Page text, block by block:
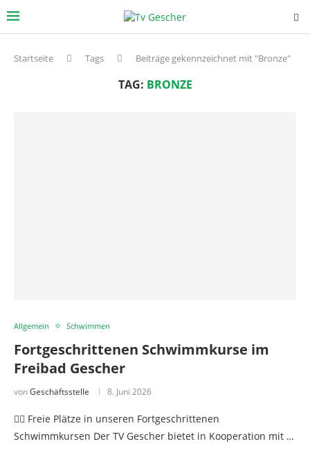
Startseite Tags Beiträge gekennzeichnet mit "Bronze"
TAG: BRONZE
Allgemein Schwimmen
Fortgeschrittenen Schwimmkurse im
Freibad Gescher
vonGeschäftsstelle 8. Juni 2026
🏊‍♂️ Freie Plätze in unseren Fortgeschrittenen
Schwimmkursen Der TV Gescher bietet in Kooperation mit …